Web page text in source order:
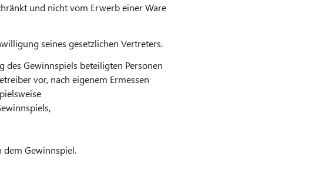
und nicht vom Erwerb einer Ware
seines gesetzlichen Vertreters.
Gewinnspiels beteiligten Personen
vor, nach eigenem Ermessen
Gewinnspiel.